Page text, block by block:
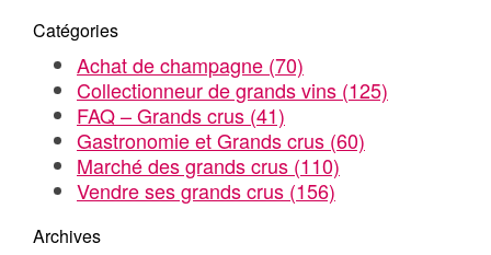
Catégories
Achat de champagne (70)
Collectionneur de grands vins (125)
FAQ – Grands crus (41)
Gastronomie et Grands crus (60)
Marché des grands crus (110)
Vendre ses grands crus (156)
Archives